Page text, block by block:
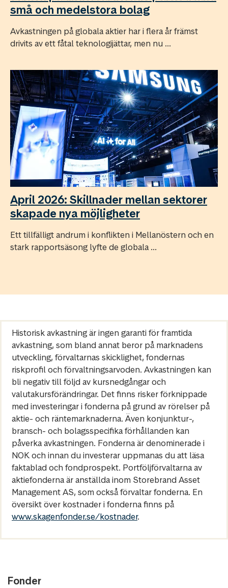
små och medelstora bolag
Avkastningen på globala aktier har i flera år främst
drivits av ett fåtal teknologijättar, men nu ...
April 2026: Skillnader mellan sektorer
skapade nya möjligheter
Ett tillfälligt andrum i konflikten i Mellanöstern och en
stark rapportsäsong lyfte de globala ...
Historisk avkastning är ingen garanti för framtida
avkastning, som bland annat beror på marknadens
utveckling, förvaltarnas skicklighet, fondernas
riskprofil och förvaltningsarvoden. Avkastningen kan
bli negativ till följd av kursnedgångar och
valutakursförändringar. Det finns risker förknippade
med investeringar i fonderna på grund av rörelser på
aktie- och räntemarknaderna. Även konjunktur-,
bransch- och bolagsspecifika förhållanden kan
påverka avkastningen. Fonderna är denominerade i
NOK och innan du investerar uppmanas du att läsa
faktablad och fondprospekt. Portföljförvaltarna av
aktiefonderna är anställda inom Storebrand Asset
Management AS, som också förvaltar fonderna. En
översikt över kostnader i fonderna finns på
www.skagenfonder.se/kostnader.
Fonder